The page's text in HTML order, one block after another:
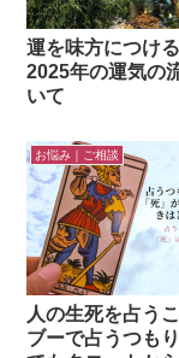
運を味方につけ
2025年の運気の
いて
お悩み｜ご相談
人の生死を占う
ブーで占うつも